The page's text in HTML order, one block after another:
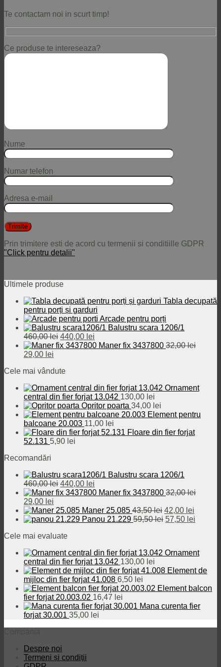
Te contactam noi in scurt timp!
Ce produse te intereseaza?
Nume
Numar telefon
Adresa e-mail
Prin trimitere esti de acord cu termenii si conditiille GDPR
"Click pentru detalii"
Ultimele produse
Tabla decupată
pentru porți și garduri
Arcade pentru porți
Balustru scara 1206/1
460,00lei Prețul
inițial
460,00 lei.
440,00 lei
curent
Maner fix 3437800 32,00lei
Prețul
a
32,00 lei.
29,00 lei
este:
Cele mai vândute
Ornament
central din fier forjat 13.042 130,00 lei
Opritor poarta 34,00 lei
Element pentru
balcoane 20.003 11,00 lei
Floare din fier forjat
52.131 5,90 lei
Recomandări
Balustru scara 1206/1
460,00lei Prețul
inițial
fost:
460,00 lei.
440,00 lei
curent
440,00 lei.
Maner fix 3437800 32,00lei
Prețul
inițial
a
32,00 lei.
29,00 lei
curent
este:
Maner 25.085 43,50lei Prețul
inițial
42,00 lei
curent
Panou 21.229 59,50lei Prețul
59,50 lei.
57,50 lei
Cele mai evaluate
Ornament
central din fier forjat 13.042 130,00 lei
Element de
mijloc din fier forjat 41.008 6,50 lei
Element balcon
fier forjat 20.003.02 16,47 lei
Mana curenta fier
forjat 30.001 35,00 lei
Compania
Despre noi
Termeni și condiții